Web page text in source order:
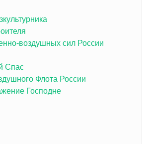
воздушных сил России
Спас
Флота России
Господне